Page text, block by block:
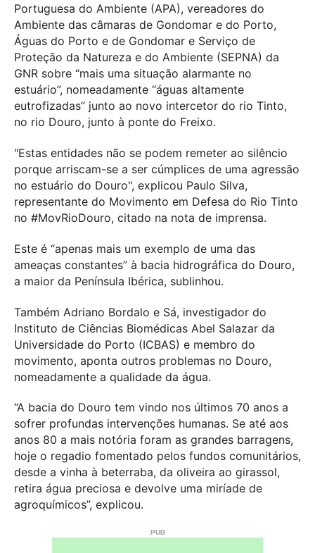
Portuguesa do Ambiente (APA), vereadores do
Ambiente das câmaras de Gondomar e do Porto,
Águas do Porto e de Gondomar e Serviço de
Proteção da Natureza e do Ambiente (SEPNA) da
GNR sobre “mais uma situação alarmante no
estuário”, nomeadamente “águas altamente
eutrofizadas” junto ao novo intercetor do rio Tinto,
no rio Douro, junto à ponte do Freixo.
"Estas entidades não se podem remeter ao silêncio
porque arriscam-se a ser cúmplices de uma agressão
no estuário do Douro", explicou Paulo Silva,
representante do Movimento em Defesa do Rio Tinto
no #MovRioDouro, citado na nota de imprensa.
Este é “apenas mais um exemplo de uma das
ameaças constantes” à bacia hidrográfica do Douro,
a maior da Península Ibérica, sublinhou.
Também Adriano Bordalo e Sá, investigador do
Instituto de Ciências Biomédicas Abel Salazar da
Universidade do Porto (ICBAS) e membro do
movimento, aponta outros problemas no Douro,
nomeadamente a qualidade da água.
“A bacia do Douro tem vindo nos últimos 70 anos a
sofrer profundas intervenções humanas. Se até aos
anos 80 a mais notória foram as grandes barragens,
hoje o regadio fomentado pelos fundos comunitários,
desde a vinha à beterraba, da oliveira ao girassol,
retira água preciosa e devolve uma miríade de
agroquímicos”, explicou.